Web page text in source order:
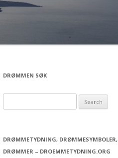
DRØMMEN SØK
e
r
c
DRØMMETYDNING, DRØMMESYMBOLER,
DRØMMER – DROEMMETYDNING.ORG